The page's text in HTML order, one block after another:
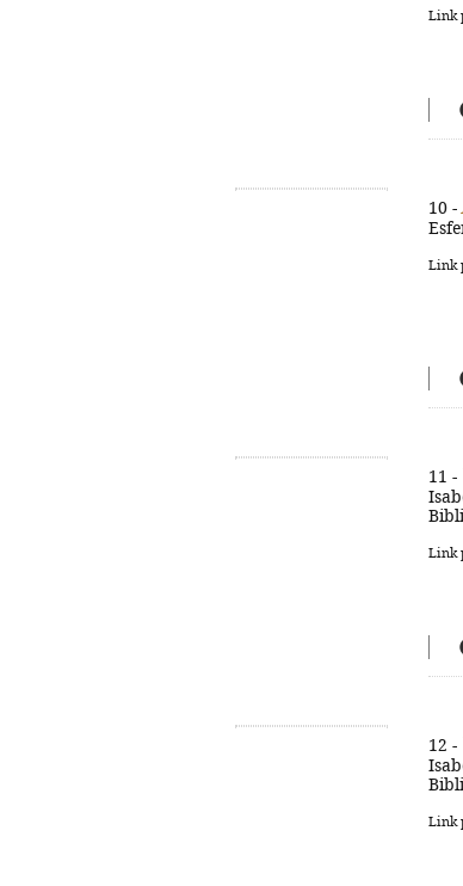
Link
10 -
Link
11 -
Link
12 -
Link